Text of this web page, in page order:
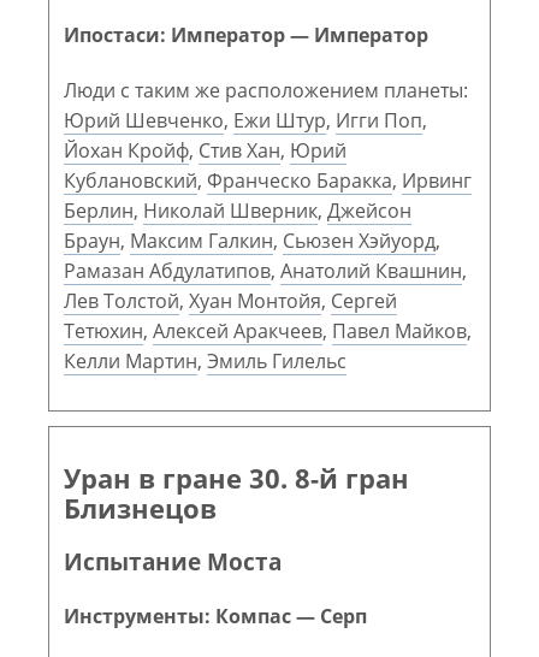
Ипостаси: Император — Император
Люди с таким же расположением планеты:
Юрий Шевченко, Ежи Штур, Игги Поп,
Йохан Кройф, Стив Хан, Юрий
Кублановский, Франческо Баракка, Ирвинг
Берлин, Николай Шверник, Джейсон
Браун, Максим Галкин, Сьюзен Хэйуорд,
Рамазан Абдулатипов, Анатолий Квашнин,
Лев Толстой, Хуан Монтойя, Сергей
Тетюхин, Алексей Аракчеев, Павел Майков,
Келли Мартин, Эмиль Гилельс
Уран в гране 30. 8-й гран
Близнецов
Испытание Моста
Инструменты: Компас — Серп